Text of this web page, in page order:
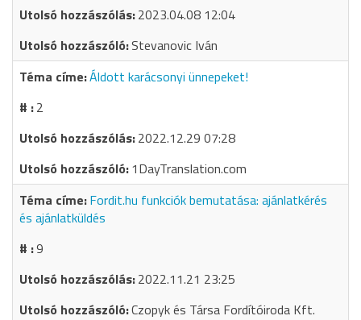
2023.04.08 12:04
Stevanovic Iván
Áldott karácsonyi ünnepeket!
2
2022.12.29 07:28
1DayTranslation.com
Fordit.hu funkciók bemutatása: ajánlatkérés
és ajánlatküldés
9
2022.11.21 23:25
Czopyk és Társa Fordítóiroda Kft.